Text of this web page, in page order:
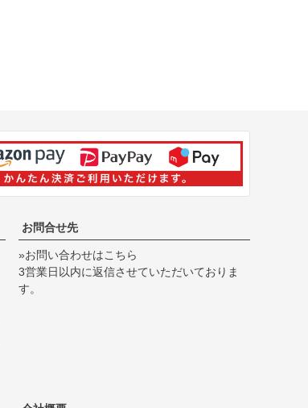
お問合せ先
»お問い合わせはこちら
3営業日以内に返信させていただいておりま
す。